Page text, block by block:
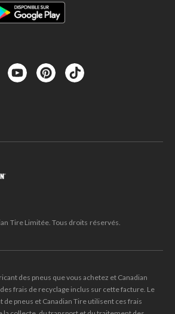
Tire Limitée. Tous droits réservés.
des pneus que vous achetez et Canadian
frais de recyclage inclus sur cette facture. Le
pneus et Canadian Tire utilisent ces frais